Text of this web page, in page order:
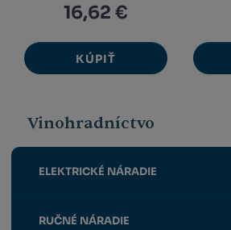
16,62 €
KÚPIŤ
Vinohradníctvo
ELEKTRICKÉ NÁRADIE
RUČNÉ NÁRADIE